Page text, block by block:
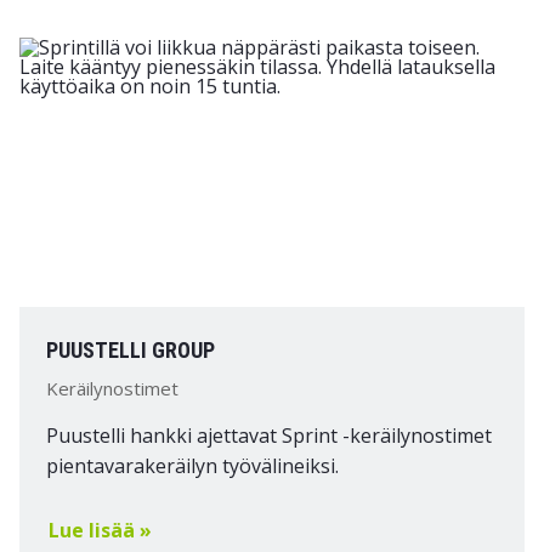
PUUSTELLI GROUP
Keräilynostimet
Puustelli hankki ajettavat Sprint -keräilynostimet
pientavarakeräilyn työvälineiksi.
Lue lisää »